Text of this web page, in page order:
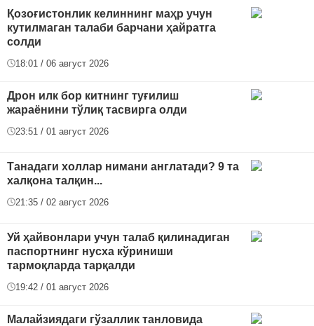
Қозоғистонлик келиннинг маҳр учун
кутилмаган талаби барчани ҳайратга
солди
18:01 / 06 август 2026
Дрон илк бор китнинг туғилиш
жараёнини тўлиқ тасвирга олди
23:51 / 01 август 2026
Танадаги холлар нимани англатади? 9 та
халқона талқин...
21:35 / 02 август 2026
Уй ҳайвонлари учун талаб қилинадиган
паспортнинг нусха кўриниши
тармоқларда тарқалди
19:42 / 01 август 2026
Малайзиядаги гўзаллик танловида